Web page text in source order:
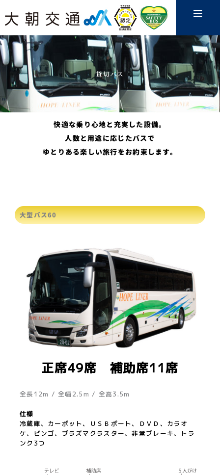
容
を
ス
キ
ッ
プ
貸切バス
快適な乗り心地と充実した設備。
人数と用途に応じたバスで
ゆとりある楽しい旅行をお約束します。
大型バス60
正席49席 補助席11席
全長12m / 全幅2.5m / 全高3.5m
仕様
冷蔵庫、カーポット、ＵＳＢポート、ＤＶＤ、カラオ
ケ、ビンゴ、プラズマクラスター、非常ブレーキ、トラ
ンク3つ